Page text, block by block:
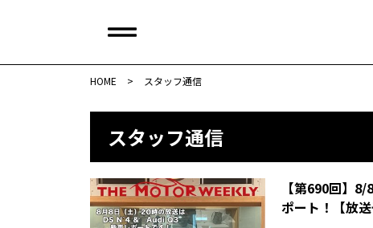
HOME > スタッフ通信
スタッフ通信
【第690回】
ポート！【放送